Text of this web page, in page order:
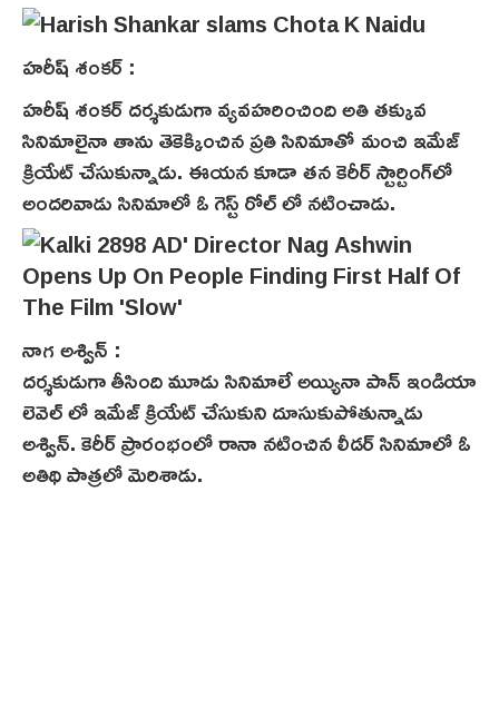
హరీష్ శంకర్ :
హరీష్‌ శంకర్ దర్శకుడుగా వ్యవహరించింది అతి తక్కువ
సినిమాలైనా తాను తెకెక్కించిన ప్రతి సినిమాతో మంచి ఇమేజ్
క్రియేట్ చేసుకున్నాడు. ఈయన కూడా తన కెరీర్ స్టార్టింగ్‌లో
అందరివాడు సినిమాలో ఓ గెస్ట్ రోల్ లో నటించాడు.
నాగ అశ్విన్ :
దర్శకుడుగా తీసింది మూడు సినిమాలే అయ్యినా పాన్ ఇండియా
లెవెల్ లో ఇమేజ్‌ క్రియేట్ చేసుకుని దూసుకుపోతున్నాడు
అశ్విన్. కెరీర్ ప్రారంభంలో రానా నటించిన లీడర్ సినిమాలో ఓ
అతిథి పాత్రలో మెరిశాడు.